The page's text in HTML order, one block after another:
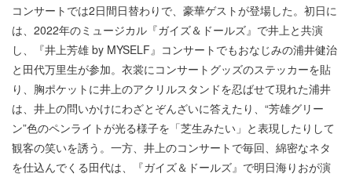
コンサートでは2日間日替わりで、豪華ゲストが登場した。初日に
は、2022年のミュージカル『ガイズ＆ドールズ』で井上と共演
し、『井上芳雄 by MYSELF』コンサートでもおなじみの浦井健治
と田代万里生が参加。衣裳にコンサートグッズのステッカーを貼
り、胸ポケットに井上のアクリルスタンドを忍ばせて現れた浦井
は、井上の問いかけにわざとぞんざいに答えたり、“芳雄グリー
ン”色のペンライトが光る様子を「芝生みたい」と表現したりして
観客の笑いを誘う。一方、井上のコンサートで毎回、綿密なネタ
を仕込んでくる田代は、『ガイズ＆ドールズ』で明日海りおが演